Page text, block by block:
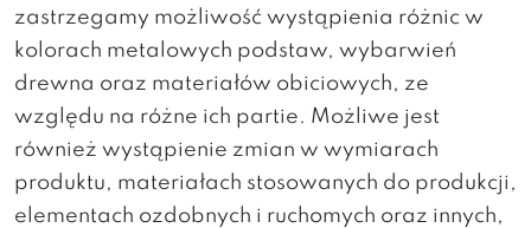
zastrzegamy możliwość wystąpienia różnic w
kolorach metalowych podstaw, wybarwień
drewna oraz materiałów obiciowych, ze
względu na różne ich partie. Możliwe jest
również wystąpienie zmian w wymiarach
produktu, materiałach stosowanych do produkcji,
elementach ozdobnych i ruchomych oraz innych,